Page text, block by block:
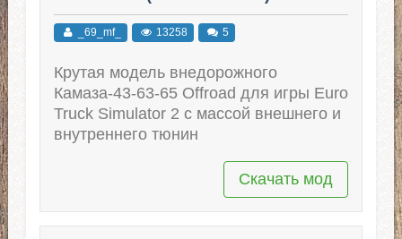
_69_mf_ 13258 5
Крутая модель внедорожного
Камаза-43-63-65 Offroad для игры Euro
Truck Simulator 2 с массой внешнего и
внутреннего тюнин
Скачать мод